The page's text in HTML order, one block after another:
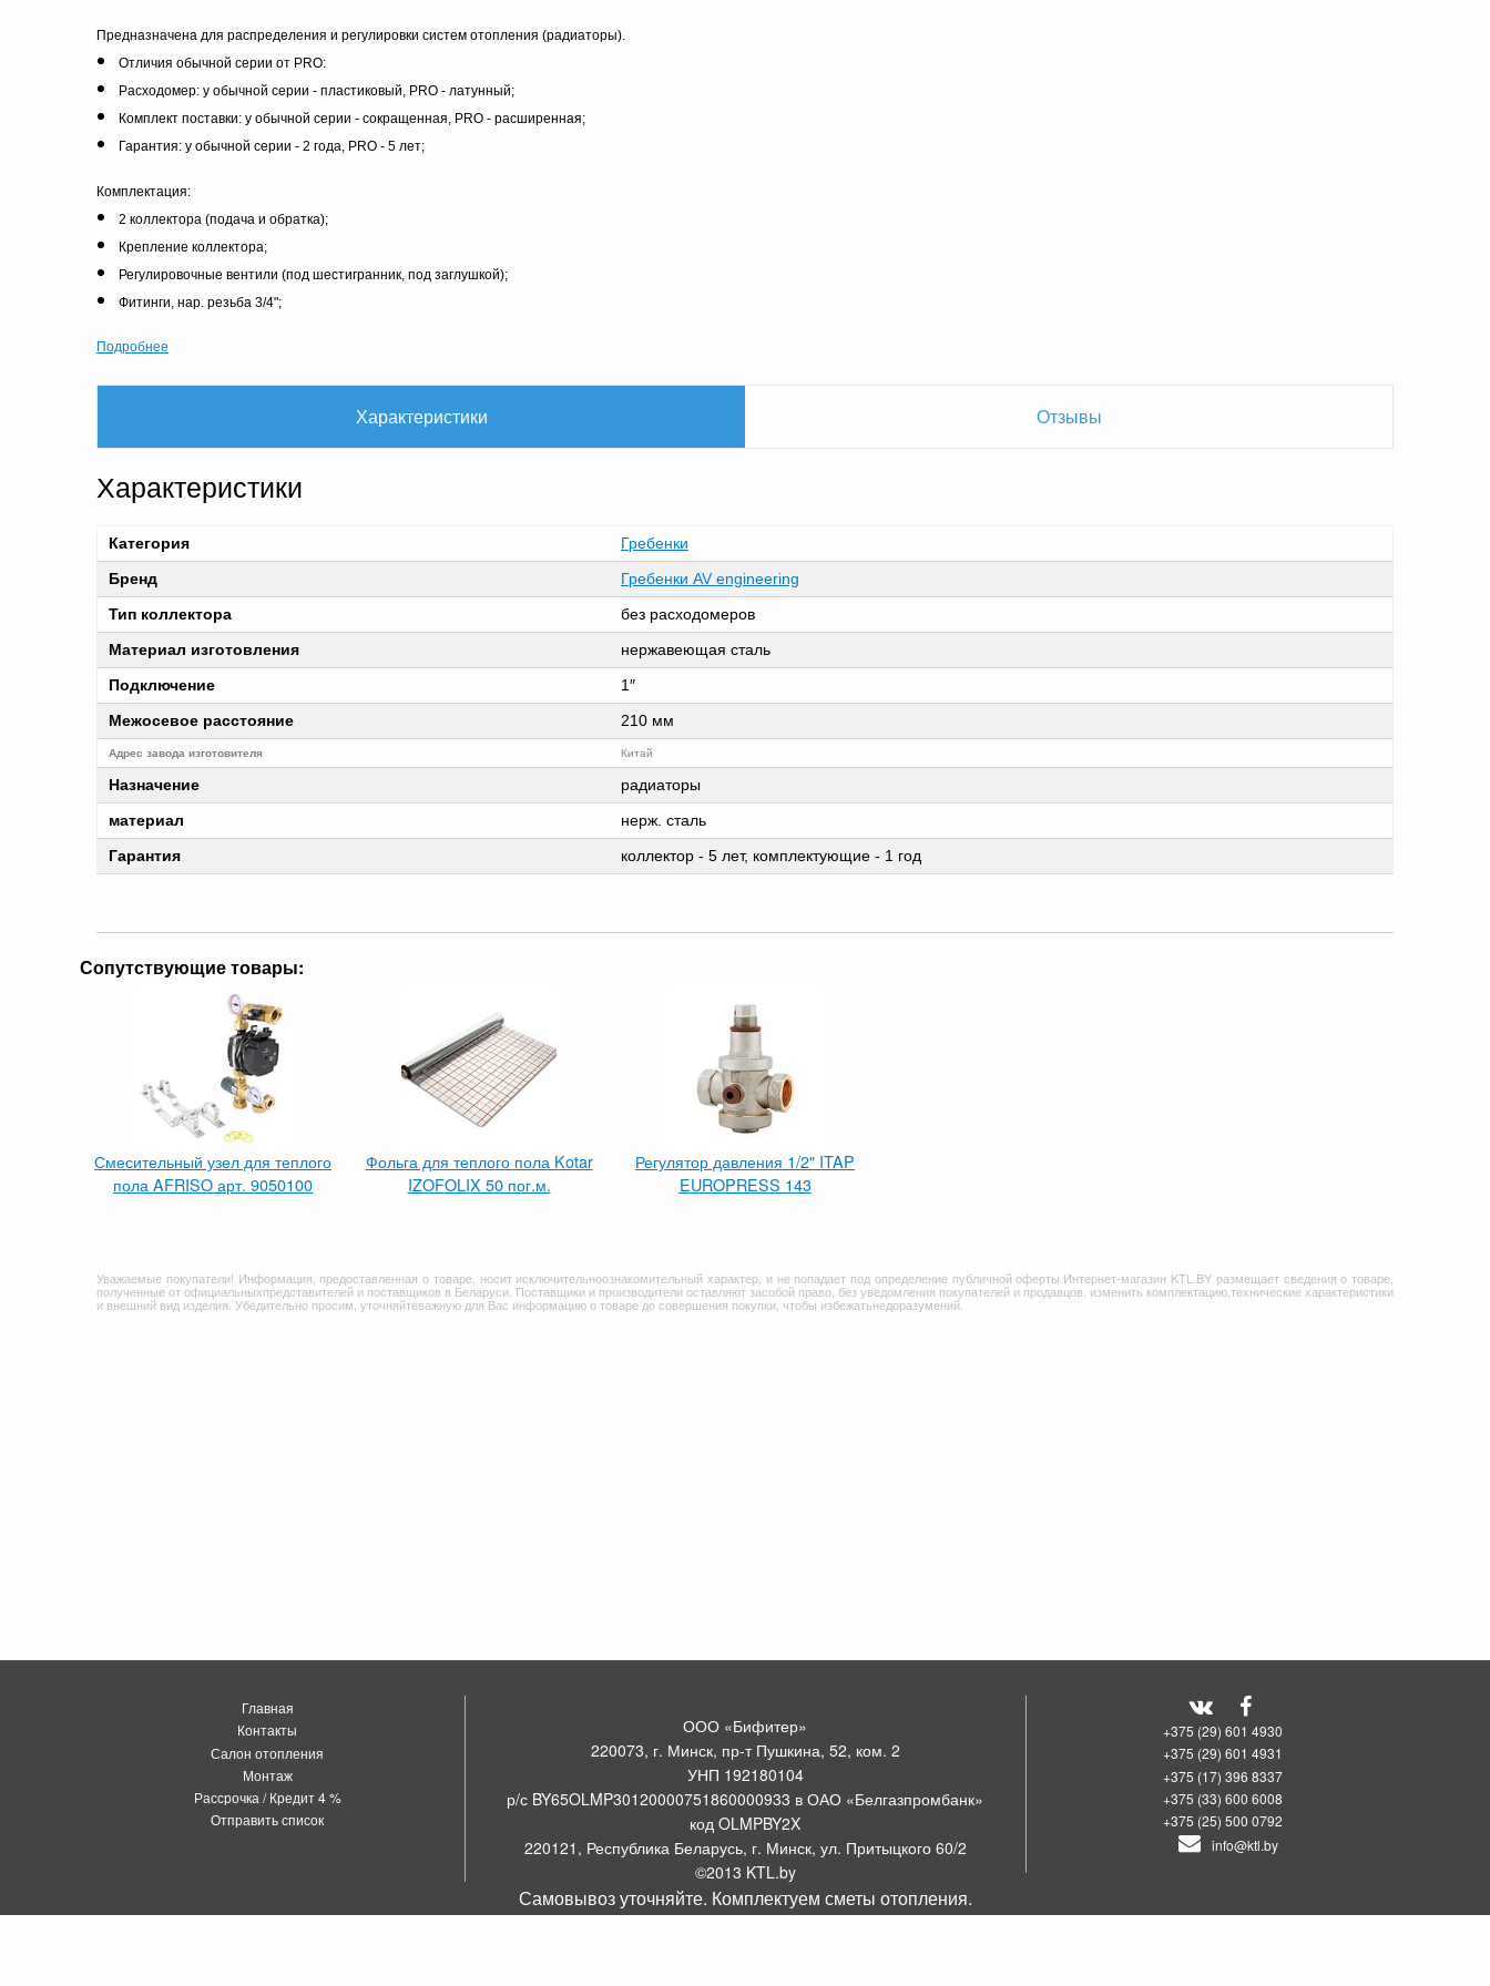
Предназначена для распределения и регулировки систем отопления (радиаторы).
Отличия обычной серии от PRO:
Расходомер: у обычной серии - пластиковый, PRO - латунный;
Комплект поставки: у обычной серии - сокращенная, PRO - расширенная;
Гарантия: у обычной серии - 2 года, PRO - 5 лет;
Комплектация:
2 коллектора (подача и обратка);
Крепление коллектора;
Регулировочные вентили (под шестигранник, под заглушкой);
Фитинги, нар. резьба 3/4";
Подробнее
Характеристики Отзывы
Характеристики
Категория
Гребенки
Бренд
Гребенки AV engineering
Тип коллектора
без расходомеров
Материал изготовления
нержавеющая сталь
Подключение
1″
Межосевое расстояние
210 мм
Адрес завода изготовителя Китай
Назначение
радиаторы
материал
нерж. сталь
Гарантия
коллектор - 5 лет, комплектующие - 1 год
Сопутствующие товары:
Смесительный узел для теплого
пола AFRISO арт. 9050100
Фольга для теплого пола Kotar
IZOFOLIX 50 пог.м.
Регулятор давления 1/2" ITAP
EUROPRESS 143
Уважаемые покупатели! Информация, предоставленная о товаре, носит исключительноознакомительный характер, и не попадает под определение публичной оферты.Интернет-магазин KTL.BY размещает сведения о товаре,
полученные от официальныхпредставителей и поставщиков в Беларуси. Поставщики и производители оставляют засобой право, без уведомления покупателей и продавцов, изменить комплектацию,технические характеристики
и внешний вид изделия. Убедительно просим, уточняйтеважную для Вас информацию о товаре до совершения покупки, чтобы избежатьнедоразумений.
Главная
Контакты
Салон отопления
Монтаж
Рассрочка / Кредит 4 %
Отправить список
ООО «Бифитер»
220073, г. Минск, пр-т Пушкина, 52, ком. 2
УНП 192180104
р/с BY65OLMP30120000751860000933 в ОАО «Белгазпромбанк»
код OLMPBY2X
220121, Республика Беларусь, г. Минск, ул. Притыцкого 60/2
©2013 KTL.by
Пн-Пт:10:05-17:30Сб:11:00-13:00
+375 (29) 601 4930
+375 (29) 601 4931
+375 (17) 396 8337
+375 (33) 600 6008
+375 (25) 500 0792
info@ktl.by
Самовывоз уточняйте. Комплектуем сметы отопления.